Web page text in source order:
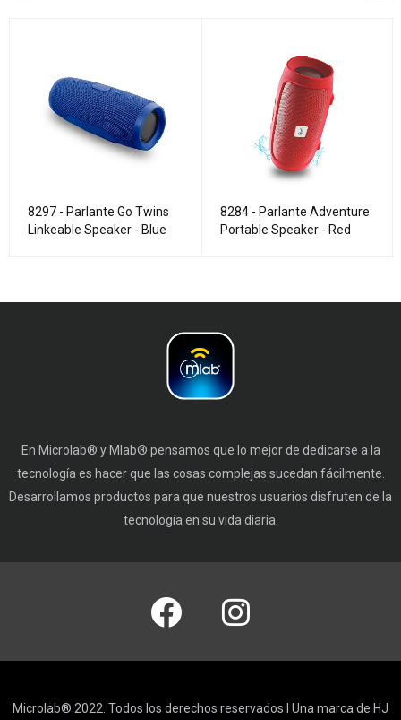
8297 - Parlante Go Twins
Linkeable Speaker - Blue
8284 - Parlante Adventure
Portable Speaker - Red
En Microlab® y Mlab® pensamos que lo mejor de dedicarse a la
tecnología es hacer que las cosas complejas sucedan fácilmente.
Desarrollamos productos para que nuestros usuarios disfruten de la
tecnología en su vida diaria.
Microlab® 2022. Todos los derechos reservados I Una marca de HJ